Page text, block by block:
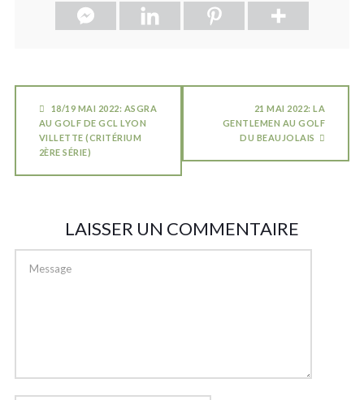
18/19 MAI 2022: ASGRA
AU GOLF DE GCL LYON
VILLETTE (CRITÉRIUM
2ÈRE SÉRIE)
21 MAI 2022: LA
GENTLEMEN AU GOLF
DU BEAUJOLAIS
LAISSER UN COMMENTAIRE